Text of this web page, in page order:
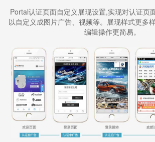
Portal认证页面自定义展现设置,实现对认证页
以自定义成图片广告、视频等。展现样式更多
编辑操作更简易。